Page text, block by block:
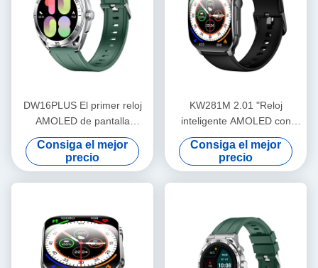
DW16PLUS El primer reloj
AMOLED de pantalla
redonda más grande de la
industria
Consiga el mejor
precio
KW281M 2.01 "Reloj
inteligente AMOLED con
pantalla curva flexible con
Dafit APP y bisel de metal
Consiga el mejor
precio